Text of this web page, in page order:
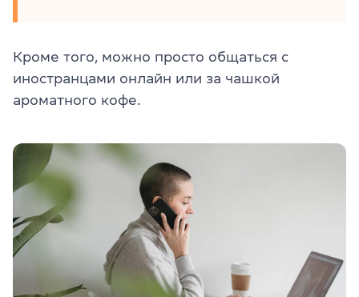
Кроме того, можно просто общаться с
иностранцами онлайн или за чашкой
ароматного кофе.